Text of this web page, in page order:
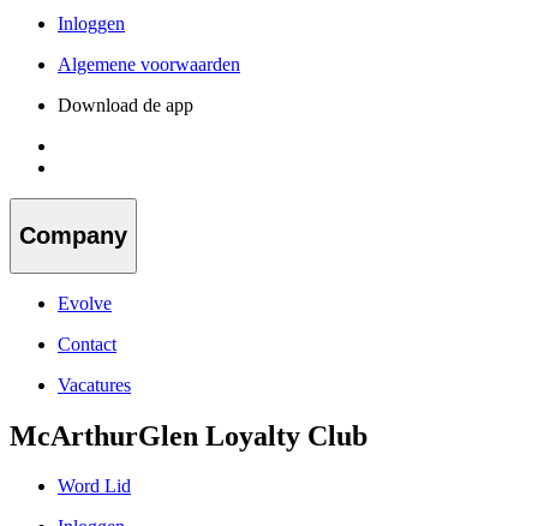
Inloggen
Algemene voorwaarden
Download de app
Company
Evolve
Contact
Vacatures
McArthurGlen Loyalty Club
Word Lid